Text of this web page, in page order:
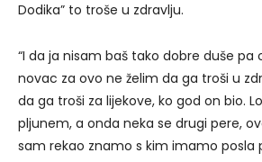
Dodika” to troše u zdravlju.
“I da ja nisam baš tako dobre duše pa
novac za ovo ne želim da ga troši u
da ga troši za lijekove, ko god on bio.
pljunem, a onda neka se drugi pere,
sam rekao znamo s kim imamo posla